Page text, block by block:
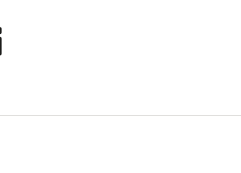
y el bienestar laboral en AZTI: una